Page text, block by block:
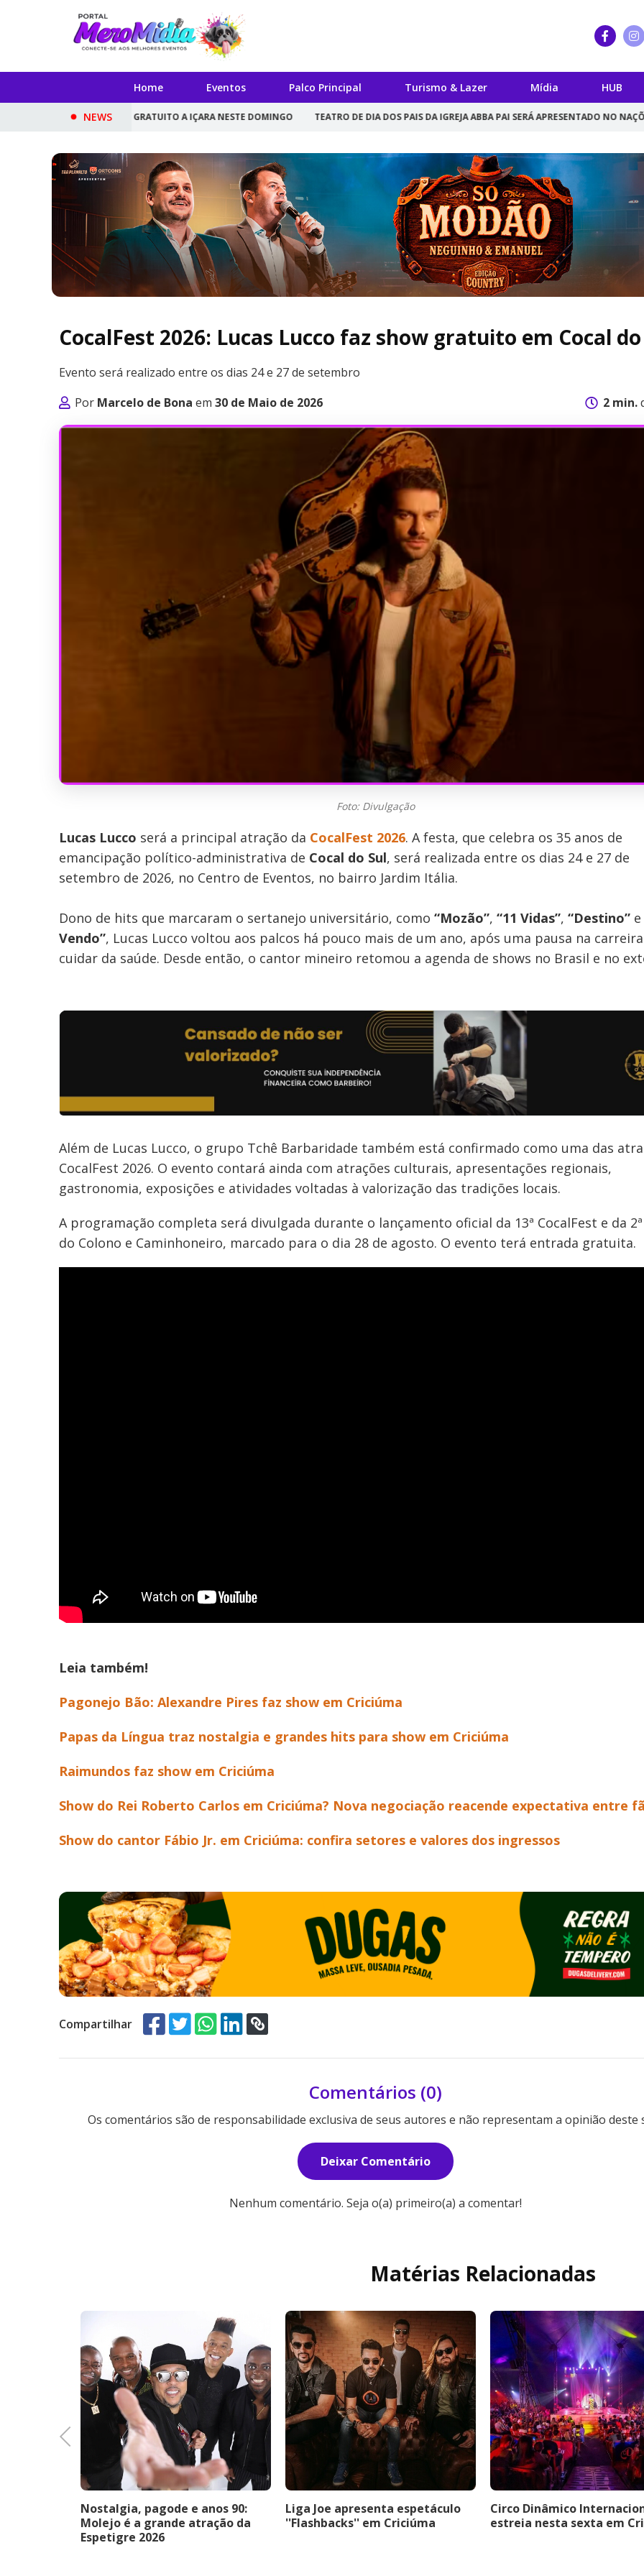
Home Eventos Palco Principal Turismo & Lazer Mídia HUB
NEWS
CONCERTO GRATUITO A IÇARA NESTE DOMINGO TEATRO DE DIA DOS PAIS DA IGREJA ABBA PAI SERÁ APRESENTADO NO NAÇÕES
CocalFest 2026: Lucas Lucco faz show gratuito em Cocal
Evento será realizado entre os dias 24 e 27 de setembro
Por Marcelo de Bona em 30 de Maio de 2026 2 min.
Foto: Divulgação
Lucas Lucco será a principal atração da CocalFest 2026. A festa, que celebra os 35 anos de
emancipação político-administrativa de Cocal do Sul, será realizada entre os dias 24 e 27 de
setembro de 2026, no Centro de Eventos, no bairro Jardim Itália.
Dono de hits que marcaram o sertanejo universitário, como “Mozão”, “11 Vidas”, “Destino” e
Vendo”, Lucas Lucco voltou aos palcos há pouco mais de um ano, após uma pausa na
cuidar da saúde. Desde então, o cantor mineiro retomou a agenda de shows no Brasil e no
Além de Lucas Lucco, o grupo Tchê Barbaridade também está confirmado como uma das
CocalFest 2026. O evento contará ainda com atrações culturais, apresentações regionais,
gastronomia, exposições e atividades voltadas à valorização das tradições locais.
A programação completa será divulgada durante o lançamento oficial da 13ª CocalFest e da
do Colono e Caminhoneiro, marcado para o dia 28 de agosto. O evento terá entrada gratuita.
Leia também!
Pagonejo Bão: Alexandre Pires faz show em Criciúma
Papas da Língua traz nostalgia e grandes hits para show em Criciúma
Raimundos faz show em Criciúma
Show do Rei Roberto Carlos em Criciúma? Nova negociação reacende expectativa entre
Show do cantor Fábio Jr. em Criciúma: confira setores e valores dos ingressos
Compartilhar
Comentários (0)
Os comentários são de responsabilidade exclusiva de seus autores e não representam a opinião deste
Deixar Comentário
Nenhum comentário. Seja o(a) primeiro(a) a comentar!
Matérias Relacionadas
Previous
Nostalgia, pagode e anos 90:
Molejo é a grande atração da
Espetigre 2026
Liga Joe apresenta espetáculo
''Flashbacks'' em Criciúma
Circo Dinâmico
estreia nesta sexta em